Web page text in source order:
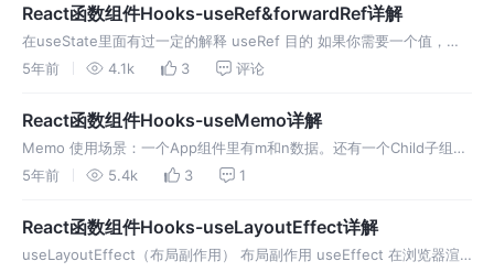
React函数组件Hooks-useRef&forwardRef详解
在useState里面有过一定的解释 useRef 目的 如果你需要一个值，在
组件不断render时保持不变 初始化：const count = useRef(0) 读
5年前 4.1k 3 评论
React函数组件Hooks-useMemo详解
Memo 使用场景：一个App组件里有m和n数据。还有一个Child子组
件，它接受一个m作为它的外部数据。当点击把n+1的按钮时，我们知
5年前 5.4k 3 1
React函数组件Hooks-useLayoutEffect详解
useLayoutEffect（布局副作用） 布局副作用 useEffect 在浏览器渲